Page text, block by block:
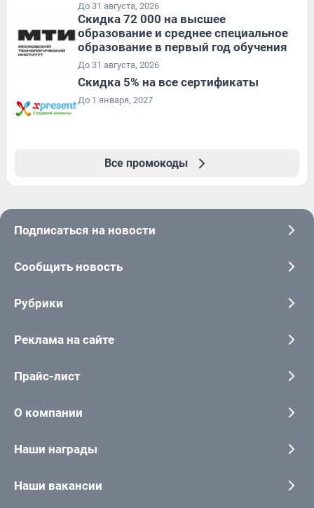
До 31 августа, 2026
Скидка 72 000 на высшее
образование и среднее специальное
образование в первый год обучения
До 31 августа, 2026
Скидка 5% на все сертификаты
До 1 января, 2027
Все промокоды
Подписаться на новости
Сообщить новость
Рубрики
Реклама на сайте
Прайс-лист
О компании
Наши награды
Наши вакансии